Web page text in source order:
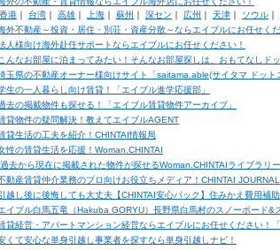
香港｜ 台湾｜ 高雄｜ 上海｜ 蘇州 ｜ 深セン ｜ 広州 ｜ 天津｜ ソウル｜
外不動産～投資・居住・別荘・資産分散～ならエイブルにお任せく
人様向け海外赴任サポートならエイブルにお任せください！
こんなお部屋に泊まってみたい！そんなお部屋探しは、おもてなしド
玉県の不動産オーナー様向けサイト「saitama.able(サイタマ ドット
生の一人暮らし向け賃貸！「エイブル進学応援部」
去の掲載物件も探せる！「エイブル賃貸物件アーカイブ」
貸物件の疑問解決！教えてエイブルAGENT
貸生活の工夫を紹介！CHINTAI情報局
性の賃貸生活を応援！Woman.CHINTAI
過去から現在に掲載された物件が探せるWoman.CHINTAIライブラリー
動産賃貸仲介業務のプロ向けお役立ちメディア！CHINTAI JOURNAL
越し後に後悔しても大丈夫【CHINTAI安心パック】住みかえ費用補
イブル白馬五竜（Hakuba GORYU）長野県白馬村のスノーボード&
貸経営・アパートマンション経営ならエイブルにお任せください！
くて安心な単身引越し事業者を探すなら単身引越しナビ！